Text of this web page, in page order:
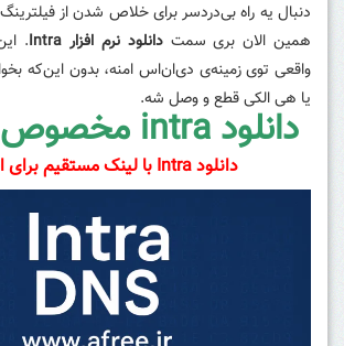
دنبال یه راه بی‌دردسر برای خلاص شدن از
همین الان بری سمتدانلود نرم افزار Intra
.
واقعی توی زمینه‌ی دی‌ان‌اس امنه، بدون این‌که
یا هی الکی قطع و وصل شه.
دانلود intra مخصوص اندروید
دانلود Intra با لینک مستقیم برای اندروید